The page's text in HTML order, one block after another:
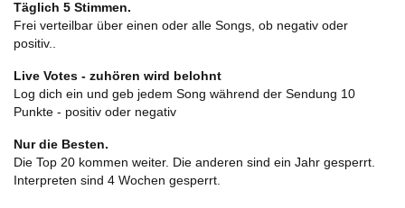
Täglich 5 Stimmen.
Frei verteilbar über einen oder alle Songs, ob negativ oder
positiv..
Live Votes - zuhören wird belohnt
Log dich ein und geb jedem Song während der Sendung 10
Punkte - positiv oder negativ
Nur die Besten.
Die Top 20 kommen weiter. Die anderen sind ein Jahr gesperrt.
Interpreten sind 4 Wochen gesperrt.